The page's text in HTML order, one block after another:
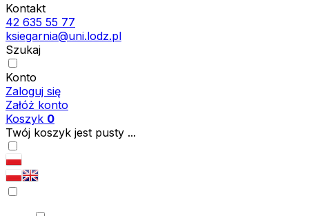
Kontakt
42 635 55 77
ksiegarnia@uni.lodz.pl
Szukaj
Konto
Zaloguj się
Załóż konto
Koszyk 0
Twój koszyk jest pusty ...